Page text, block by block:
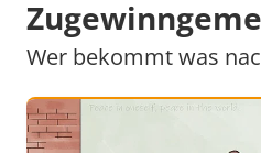
Wer bekommt was